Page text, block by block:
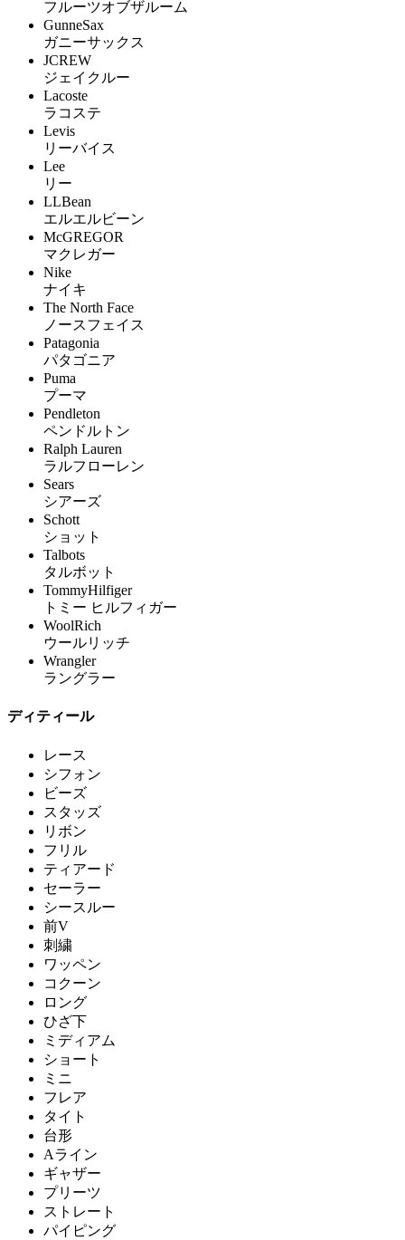
フルーツオブザルーム
GunneSax
ガニーサックス
JCREW
ジェイクルー
Lacoste
ラコステ
Levis
リーバイス
Lee
リー
LLBean
エルエルビーン
McGREGOR
マクレガー
Nike
ナイキ
The North Face
ノースフェイス
Patagonia
パタゴニア
Puma
プーマ
Pendleton
ペンドルトン
Ralph Lauren
ラルフローレン
Sears
シアーズ
Schott
ショット
Talbots
タルボット
TommyHilfiger
トミー ヒルフィガー
WoolRich
ウールリッチ
Wrangler
ラングラー
ディティール
レース
シフォン
ビーズ
スタッズ
リボン
フリル
ティアード
セーラー
シースルー
前V
刺繍
ワッペン
コクーン
ロング
ひざ下
ミディアム
ショート
ミニ
フレア
タイト
台形
Aライン
ギャザー
プリーツ
ストレート
パイピング